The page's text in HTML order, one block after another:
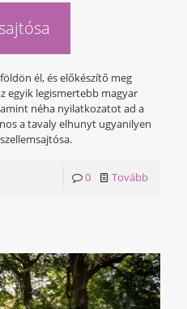
él, és előkészítő meg
egyik legismertebb magyar
néha nyilatkozatot ad a
a tavaly elhunyt ugyanilyen
0 Tovább